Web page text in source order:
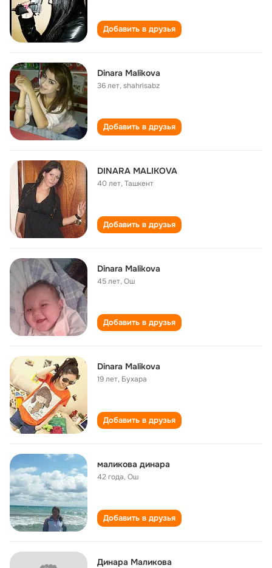
Добавить в друзья
Dinara Malikova
36 лет,shahrisabz
Добавить в друзья
DINARA MALIKOVA
40 лет,Ташкент
Добавить в друзья
Dinara Malikova
45 лет,Ош
Добавить в друзья
Dinara Malikova
19 лет, Бухара
Добавить в друзья
маликова динара
42 года,Ош
Добавить в друзья
Динара Маликова